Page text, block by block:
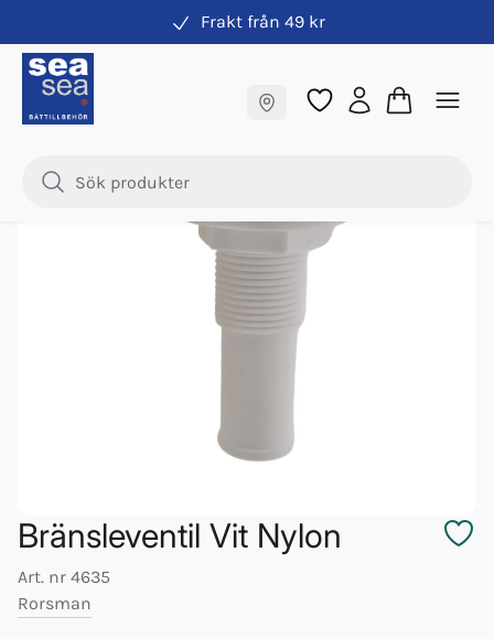
Frakt från 49 kr
Samma pris online & i butik
Bränsleventil Vit Nylon
Art. nr 4635
Rorsman